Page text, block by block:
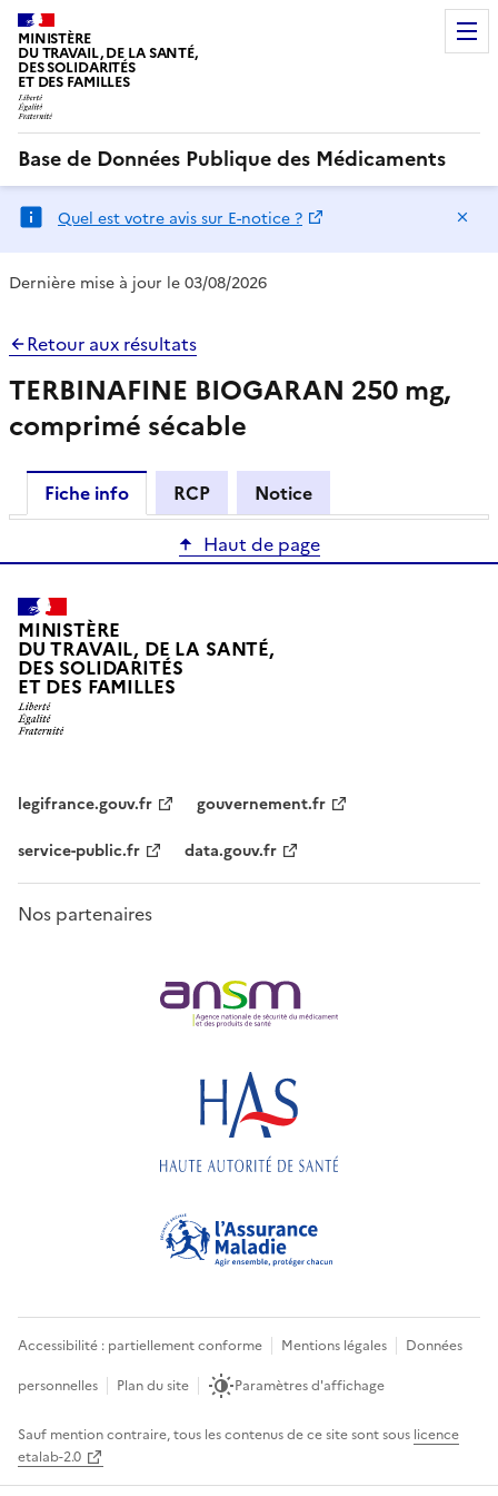
MINISTÈRE
DU TRAVAIL, DE LA SANTÉ,
DES SOLIDARITÉS
ET DES FAMILLES
Base de Données Publique des Médicaments
Quel est votre avis sur E-notice ?
Dernière mise à jour le 03/08/2026
Retour aux résultats
TERBINAFINE BIOGARAN 250 mg,
comprimé sécable
Fiche info RCP
Notice
Haut de page
MINISTÈRE
DU TRAVAIL, DE LA SANTÉ,
DES SOLIDARITÉS
ET DES FAMILLES
legifrance.gouv.fr
gouvernement.fr
service-public.fr
data.gouv.fr
Nos partenaires
Accessibilité : partiellement conforme Mentions légales
Données
personnelles
Plan du site Paramètres d'affichage
Sauf mention contraire, tous les contenus de ce site sont sous licence
etalab-2.0